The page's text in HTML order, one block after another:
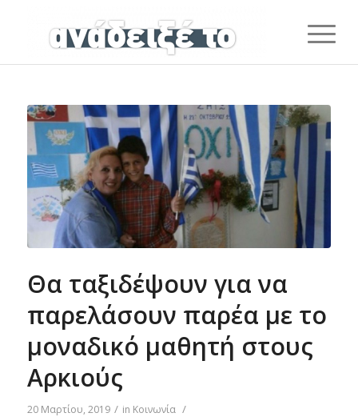
Θα ταξιδέψουν για να
παρελάσουν παρέα με το
μοναδικό μαθητή στους
Αρκιούς
20 Μαρτίου, 2019 / in Κοινωνία /